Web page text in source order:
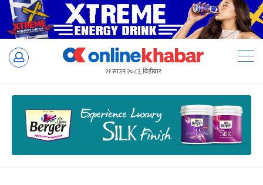
Skip
२१ साउन २०८३, बिहीबार